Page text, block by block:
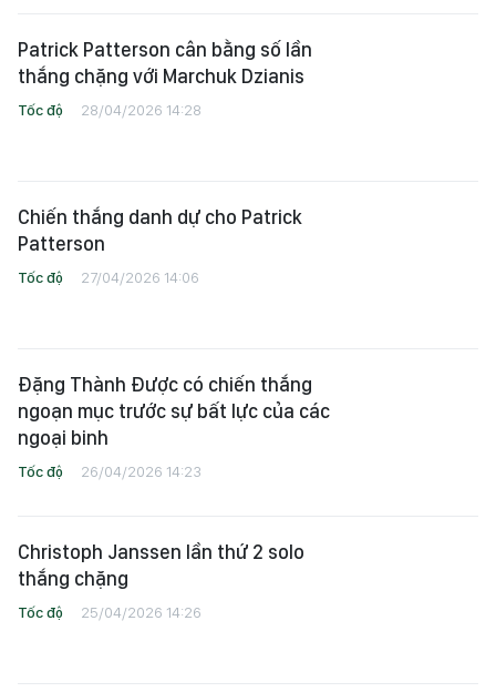
Patrick Patterson cân bằng số lần
thắng chặng với Marchuk Dzianis
Tốc độ 28/04/2026 14:28
Chiến thắng danh dự cho Patrick
Patterson
Tốc độ 27/04/2026 14:06
Đặng Thành Được có chiến thắng
ngoạn mục trước sự bất lực của các
ngoại binh
Tốc độ 26/04/2026 14:23
Christoph Janssen lần thứ 2 solo
thắng chặng
Tốc độ 25/04/2026 14:26